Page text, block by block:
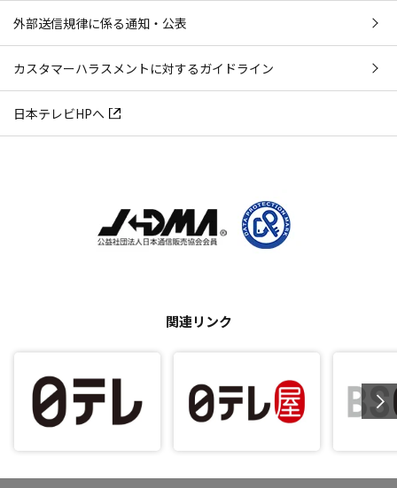
外部送信規律に係る通知・公表
カスタマーハラスメントに対するガイドライン
日本テレビHPへ
関連リンク